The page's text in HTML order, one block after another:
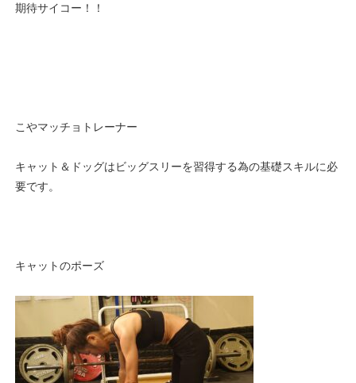
期待サイコー！！
こやマッチョトレーナー
キャット＆ドッグはビッグスリーを習得する為の基礎スキルに必
要です。
キャットのポーズ